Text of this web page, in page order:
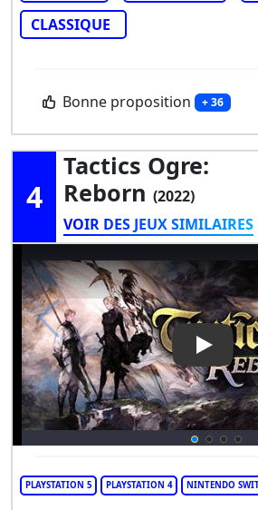
CLASSIQUE
Bonne proposition + 36
4
Tactics Ogre:
Reborn (2022)
VOIR DES JEUX SIMILAIRES
Play
PLAYSTATION 5 PLAYSTATION 4 NINTENDO